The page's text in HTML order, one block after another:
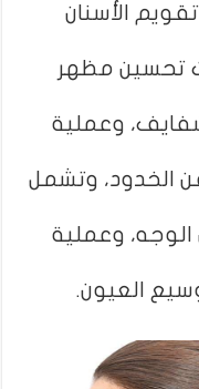
الأسنان
تحسين مظهر
وعملية
الخدود، وتشمل
الوجه، وعملية
العيون.